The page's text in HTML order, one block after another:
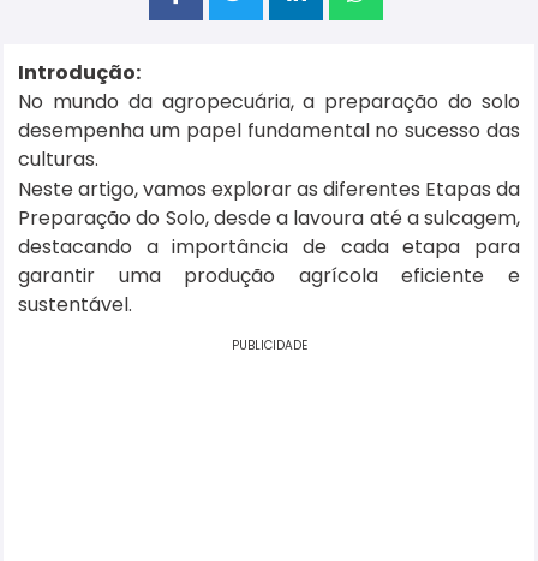
Introdução:
No mundo da agropecuária, a preparação do solo
desempenha um papel fundamental no sucesso das
culturas.
Neste artigo, vamos explorar as diferentes Etapas da
Preparação do Solo, desde a lavoura até a sulcagem,
destacando a importância de cada etapa para
garantir uma produção agrícola eficiente e
sustentável.
PUBLICIDADE